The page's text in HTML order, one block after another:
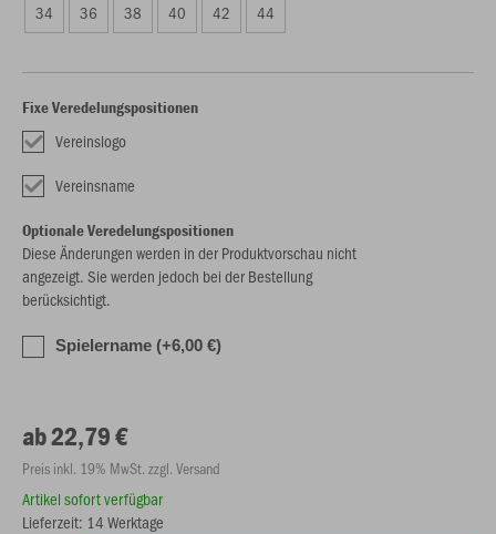
34 36 38 40 42 44
Fixe Veredelungspositionen
Vereinslogo
Vereinsname
Optionale Veredelungspositionen
Diese Änderungen werden in der Produktvorschau nicht
angezeigt. Sie werden jedoch bei der Bestellung
berücksichtigt.
Spielername (+6,00 €)
ab 22,79 €
Preis inkl. 19% MwSt. zzgl. Versand
Artikel sofort verfügbar
Lieferzeit: 14 Werktage